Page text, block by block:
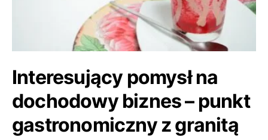
Interesujący pomysł na
dochodowy biznes – punkt
gastronomiczny z granitą